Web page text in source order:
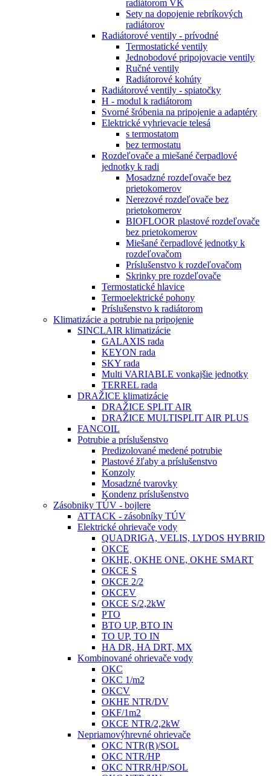
radiátorom VK
Sety na dopojenie rebríkových
radiátorov
Radiátorové ventily - prívodné
Termostatické ventily
Jednobodové pripojovacie ventily
Ručné ventily
Radiátorové kohúty
Radiátorové ventily - spiatočky
H - modul k radiátorom
Svorné šróbenia na pripojenie a adaptéry
Elektrické vyhrievacie telesá
s termostatom
bez termostatu
Rozdeľovače a miešané čerpadlové
jednotky k radi
Mosadzné rozdeľovače bez
prietokomerov
Nerezové rozdeľovače bez
prietokomerov
BIOFLOOR plastové rozdeľovače
bez prietokomerov
Miešané čerpadlové jednotky k
rozdeľovačom
Príslušenstvo k rozdeľovačom
Skrinky pre rozdeľovače
Termostatické hlavice
Termoelektrické pohony
Príslušenstvo k radiátorom
Klimatizácie a potrubie na pripojenie
SINCLAIR klimatizácie
GALAXIS rada
KEYON rada
SKY rada
Multi VARIABLE vonkajšie jednotky
TERREL rada
DRAŽICE klimatizácie
DRAŽICE SPLIT AIR
DRAŽICE MULTISPLIT AIR PLUS
FANCOIL
Potrubie a príslušenstvo
Predizolované medené potrubie
Plastové žľaby a príslušenstvo
Konzoly
Mosadzné tvarovky
Kondenz príslušenstvo
Zásobniky TÚV - bojlere
ATTACK - zásobníky TÚV
Elektrické ohrievače vody
QUADRIGA, VELIS, LYDOS HYBRID
OKCE
OKHE, OKHE ONE, OKHE SMART
OKCE S
OKCE 2/2
OKCEV
OKCE S/2,2kW
PTO
BTO UP, BTO IN
TO UP, TO IN
HA DR, HA DRT, MX
Kombinované ohrievače vody
OKC
OKC 1/m2
OKCV
OKHE NTR/DV
OKF/1m2
OKCE NTR/2,2kW
Nepriamovýhrevné ohrievače
OKC NTR(R)/SOL
OKC NTR/HP
OKC NTRR/HP/SOL